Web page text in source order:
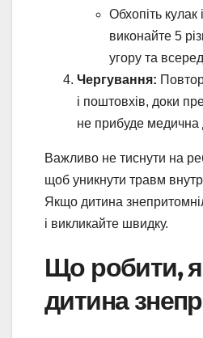
Обхопіть
виконайте 5
угору та
Чергування:
і поштовхів, доки
не прибуде медична
Важливо не тиснути на
щоб уникнути травм
Якщо дитина
і викликайте швидку.
Що робити,
дитина